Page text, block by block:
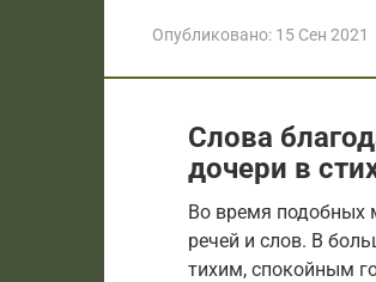
Опубликовано: 15 Сен 2021
Слова
дочери в
Во время подобных
речей и слов. В
тихим, спокойным